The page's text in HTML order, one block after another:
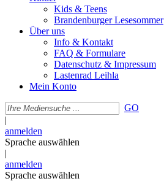
Kids & Teens
Brandenburger Lesesommer
Über uns
Info & Kontakt
FAQ & Formulare
Datenschutz & Impressum
Lastenrad Leihla
Mein Konto
GO
|
anmelden
Sprache auswählen
|
anmelden
Sprache auswählen